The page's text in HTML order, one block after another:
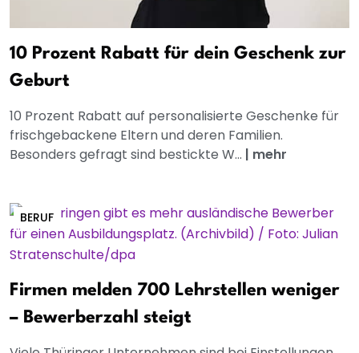
10 Prozent Rabatt für dein Geschenk zur
Geburt
10 Prozent Rabatt auf personalisierte Geschenke für
frischgebackene Eltern und deren Familien.
Besonders gefragt sind bestickte W... | mehr
BERUF
Firmen melden 700 Lehrstellen weniger
– Bewerberzahl steigt